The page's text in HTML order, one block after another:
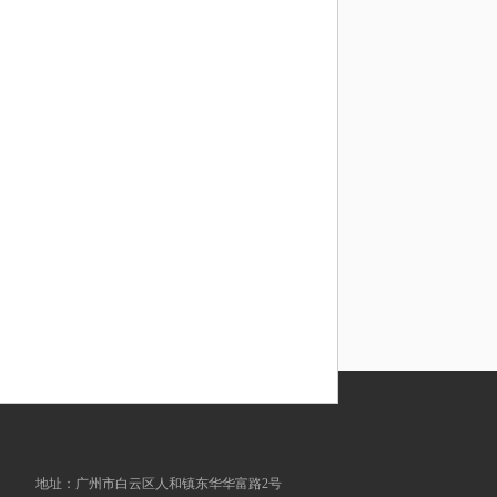
地址：广州市白云区人和镇东华华富路2号